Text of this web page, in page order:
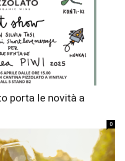
porta le novità a
0